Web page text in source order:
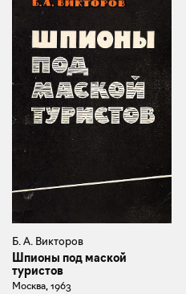
Б. А. Викторов
Шпионы под маской
туристов
Москва, 1963